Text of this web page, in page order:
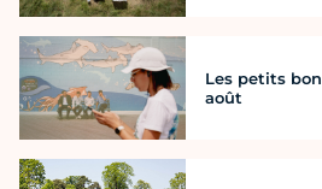
Les petits
août